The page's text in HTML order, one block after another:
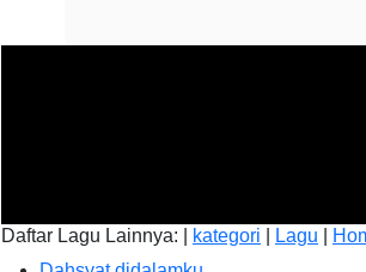
Daftar Lagu Lainnya: | kategori Lagu